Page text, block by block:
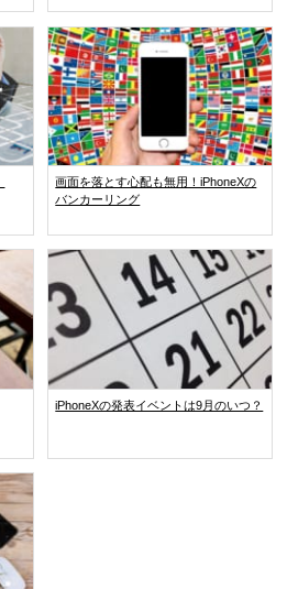
画面を落とす心配も無用！iPhoneXの
バンカーリング
iPhoneXの発表イベントは9月のいつ？